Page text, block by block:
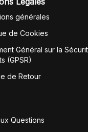
générales
de Cookies
Général sur la
(GPSR)
de Retour
Questions